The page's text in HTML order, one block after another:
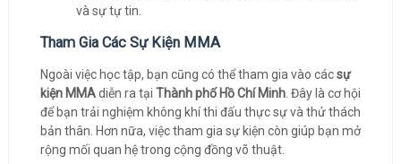
và sự tự tin.
Tham Gia Các Sự Kiện MMA
Ngoài việc học tập, bạn cũng có thể tham gia vào cácsự
kiện MMAdiễn ra tại Thành phố Hồ Chí Minh. Đây là cơ hội
để bạn trải nghiệm không khí thi đấu thực sự và thử thách
bản thân. Hơn nữa, việc tham gia sự kiện còn giúp bạn mở
rộng mối quan hệ trong cộng đồng võ thuật.